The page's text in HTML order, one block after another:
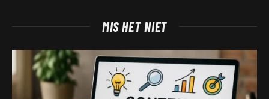
MIS HET NIET